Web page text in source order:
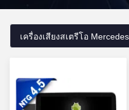
เครื่องเสียงสเตรีโอ